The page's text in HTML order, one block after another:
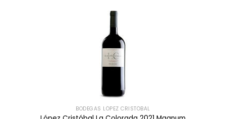
BODEGAS LÓPEZ CRISTÓBAL